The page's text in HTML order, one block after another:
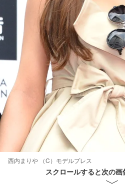
西内まりや （C）モデルプレス
スクロールすると次の